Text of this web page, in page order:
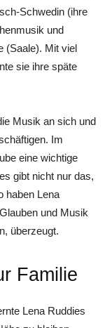
Schwedin (ihre
und
(Saale). Mit viel
sie ihre späte
Musik an sich und
Im
eine wichtige
gibt nicht nur das,
haben Lena
und Musik
überzeugt.
Familie
Lena Ruddies